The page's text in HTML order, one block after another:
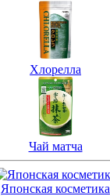
Хлорелла
Чай матча
Японская косметика